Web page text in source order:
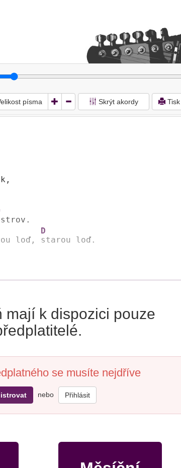
písma Skrýt akordy Tisk
loď,
D
mají k dispozici pouze
se musíte nejdříve
nebo Přihlásit